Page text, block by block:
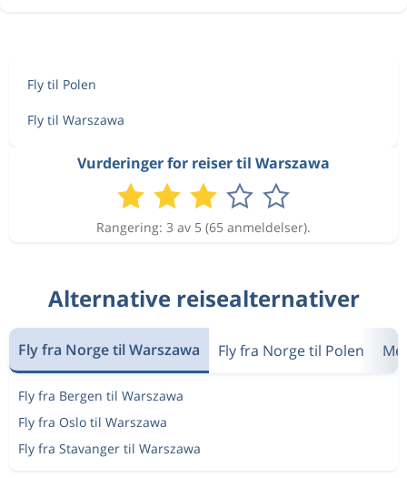
Fly til Polen
Fly til Warszawa
Vurderinger for reiser til Warszawa
Rangering: 3 av 5 (65 anmeldelser).
Alternative reisealternativer
Fly fra Norge til Warszawa Fly fra Norge til Polen
Fly fra Bergen til Warszawa
Fly fra Oslo til Warszawa
Fly fra Stavanger til Warszawa